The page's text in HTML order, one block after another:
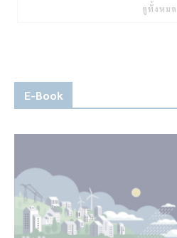
ดูทั้งหมด
E-Book